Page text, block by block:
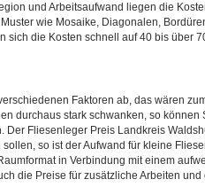
und Arbeitsaufwand liegen die
wie Mosaike, Diagonalen,
die Kosten schnell auf 40 bis über
Faktoren ab, das wären
durchaus stark schwanken, so können
Fliesenleger Preis Landkreis
so ist der Aufwand für kleine
in Verbindung mit einem
die Preise für zusätzliche Arbeiten